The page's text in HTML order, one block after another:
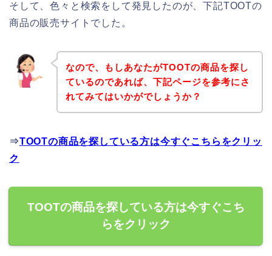
そして、色々と検索をして発見したのが、下記TOOTの
商品の販売サイトでした。
なので、もしあなたがTOOTの商品を探し
ているのであれば、下記ページを参考にさ
れてみてはいかがでしょうか？
⇒TOOTの商品を探している方は今すぐこちらをクリッ
ク
TOOTの商品を探している方は今すぐこち
らをクリック